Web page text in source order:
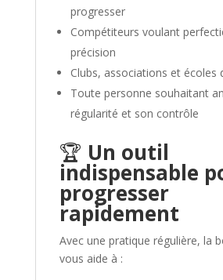
progresser
Compétiteurs voulant
précision
Clubs, associations et écoles
Toute personne souhaitant
régularité et son contrôle
🏆 Un outil
indispensable
progresser
rapidement
Avec une pratique régulière, la
vous aide à :